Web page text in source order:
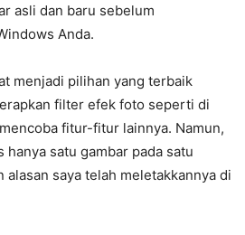
asli dan baru sebelum
Anda.
menjadi pilihan yang terbaik
filter efek foto seperti di
fitur-fitur lainnya. Namun,
hanya satu gambar pada satu
alasan saya telah meletakkannya di